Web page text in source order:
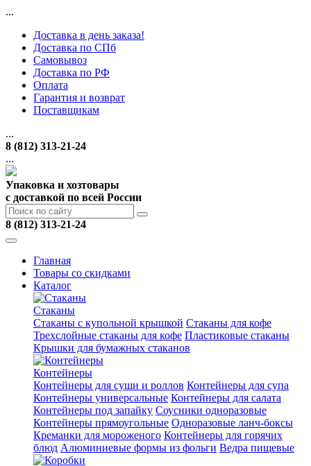
...
Доставка в день заказа!
Доставка по СПб
Самовывоз
Доставка по РФ
Оплата
Гарантия и возврат
Поставщикам
...
8 (812) 313-21-24
...
Упаковка и хозтовары
с доставкой по всей России
8 (812) 313-21-24
Главная
Товары со скидками
Каталог
Стаканы
Стаканы с купольной крышкой Стаканы для кофе
Трехслойные стаканы для кофе Пластиковые стаканы
Крышки для бумажных стаканов
Контейнеры
Контейнеры для суши и роллов Контейнеры для супа
Контейнеры универсальные Контейнеры для салата
Контейнеры под запайку Соусники одноразовые
Контейнеры прямоугольные Одноразовые ланч-боксы
Креманки для мороженого Контейнеры для горячих
блюд Алюминиевые формы из фольги Ведра пищевые